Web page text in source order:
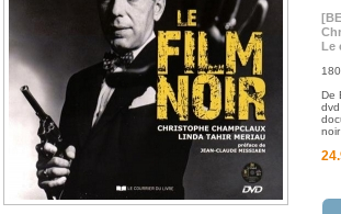
Le
De